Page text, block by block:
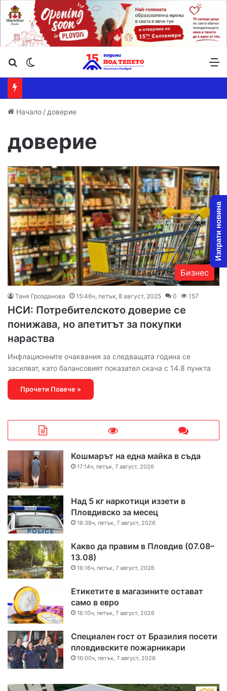
Търсене ...
Начало / доверие
доверие
Бизнес
Таня Грозданова 15:46ч, петък, 8 август, 2025 0 157
НСИ: Потребителското доверие се
понижава, но апетитът за покупки
нараства
Инфлационните очаквания за следващата година се
засилват, като балансовият показател скача с 14.8 пункта
Прочети Повече »
Кошмарът на една майка в съда
17:14ч, петък, 7 август, 2026
Над 5 кг наркотици иззети в
Пловдивско за месец
16:38ч, петък, 7 август, 2026
Какво да правим в Пловдив (07.08–
13.08)
16:16ч, петък, 7 август, 2026
Етикетите в магазините остават
само в евро
16:10ч, петък, 7 август, 2026
Специален гост от Бразилия посети
пловдивските пожарникари
16:00ч, петък, 7 август, 2026
Изпрати новина